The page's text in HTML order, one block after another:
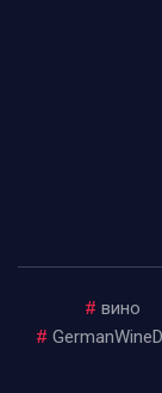
# вино
#